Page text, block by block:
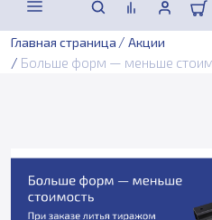
Главная страница / Акции
/ Больше форм — меньше